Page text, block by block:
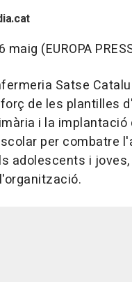
maig (EUROPA
Satse
de les plantilles
i la implantació
per combatre
adolescents i